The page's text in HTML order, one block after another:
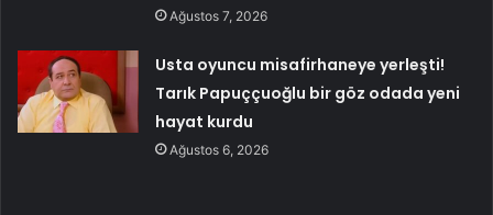
Ağustos 7, 2026
Usta oyuncu misafirhaneye yerleşti!
Tarık Papuççuoğlu bir göz odada yeni
hayat kurdu
Ağustos 6, 2026